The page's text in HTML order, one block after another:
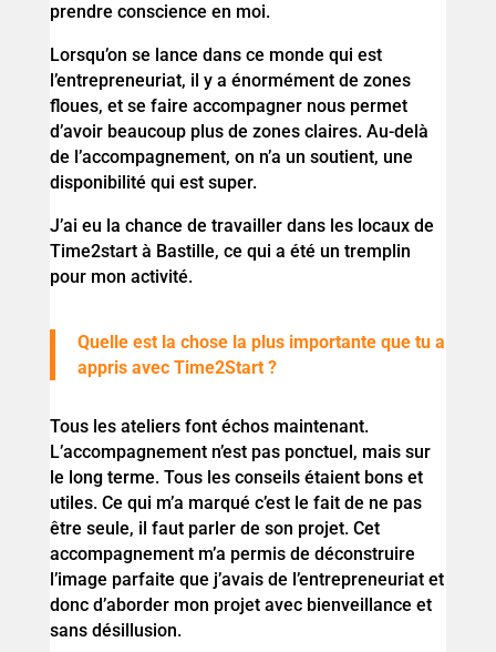
prendre conscience en moi.
Lorsqu’on se lance dans ce monde qui est
l’entrepreneuriat, il y a énormément de zones
floues, et se faire accompagner nous permet
d’avoir beaucoup plus de zones claires. Au-delà
de l’accompagnement, on n’a un soutient, une
disponibilité qui est super.
J’ai eu la chance de travailler dans les locaux de
Time2start à Bastille, ce qui a été un tremplin
pour mon activité.
Quelle est la chose la plus importante que tu a
appris avec Time2Start ?
Tous les ateliers font échos maintenant.
L’accompagnement n’est pas ponctuel, mais sur
le long terme. Tous les conseils étaient bons et
utiles. Ce qui m’a marqué c’est le fait de ne pas
être seule, il faut parler de son projet. Cet
accompagnement m’a permis de déconstruire
l’image parfaite que j’avais de l’entrepreneuriat et
donc d’aborder mon projet avec bienveillance et
sans désillusion.